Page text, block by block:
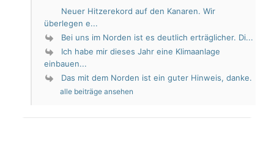
Neuer Hitzerekord auf den Kanaren. Wir
überlegen e...
Bei uns im Norden ist es deutlich erträglicher. Di...
Ich habe mir dieses Jahr eine Klimaanlage
einbauen...
Das mit dem Norden ist ein guter Hinweis, danke.
alle beiträge ansehen